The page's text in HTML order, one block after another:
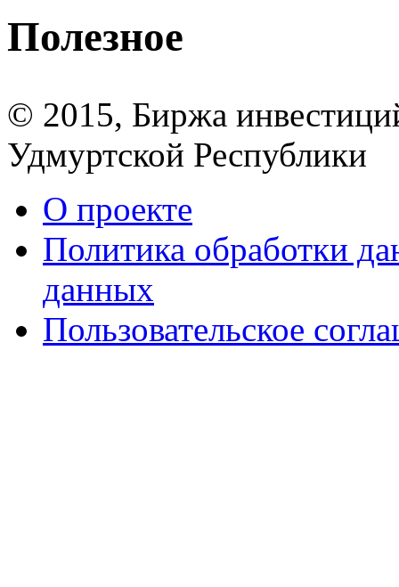
Полезное
© 2015, Биржа
Удмуртской Республики
О проекте
Политика обработки
данных
Пользовательское